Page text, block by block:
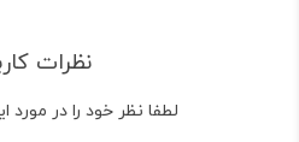
نظرات
لطفا نظر خود را در مورد